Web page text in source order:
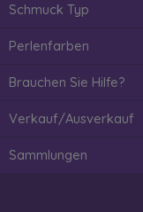
Schmuck Typ
Perlenfarben
Brauchen Sie Hilfe?
Verkauf/Ausverkauf
Sammlungen